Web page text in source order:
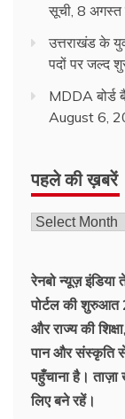
सूची, 8 अगस्त
उत्तराखंड के
पदों पर जल्द
MDDA बोर्ड
August 6,
पहले की ख़बरें
पहले
रेनबो न्यूज़
पोर्टल की शुरुआत
और राज्य की
पान और संस्कृति
पहुँचाना है।
लिए बने रहें।